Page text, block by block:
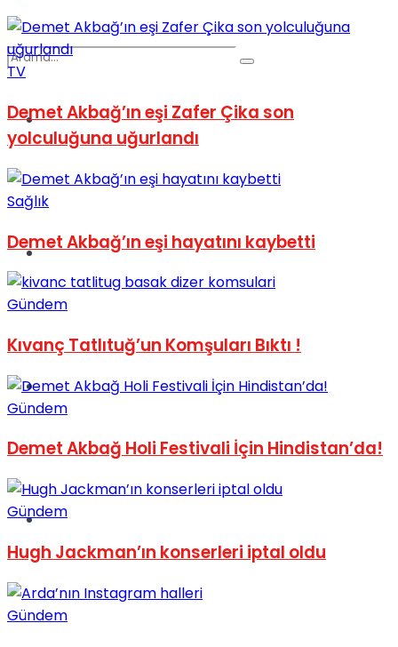
Türkiye
Müzik
Sinema
Tatil
No Result
View All Result
TV
Demet Akbağ’ın eşi Zafer Çika son
yolculuğuna uğurlandı
Sağlık
Demet Akbağ’ın eşi hayatını kaybetti
Gündem
Kıvanç Tatlıtuğ’un Komşuları Bıktı !
Gündem
Demet Akbağ Holi Festivali İçin Hindistan’da!
Gündem
Hugh Jackman’ın konserleri iptal oldu
Gündem